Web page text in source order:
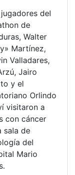
jugadores del
de
Walter
Martínez,
Valladares,
Jairo
y el
Orlindo
visitaron a
con cáncer
sala de
del
Mario